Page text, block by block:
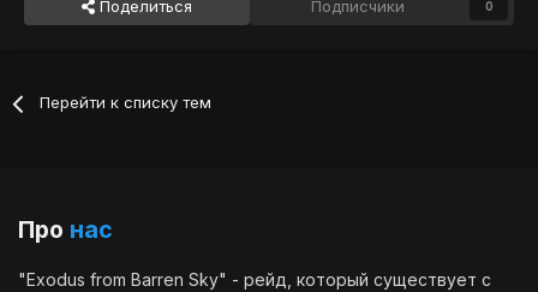
Поделиться Подписчики 0
Перейти к списку тем
Про нас
"Exodus from Barren Sky" - рейд, который существует с